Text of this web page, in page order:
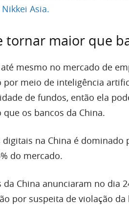
Nikkei Asia.
tornar maior que
mesmo no mercado de
meio de inteligência
de fundos, então ela
os bancos da China.
na China é dominado
do mercado.
China anunciaram no dia
por suspeita de violação da